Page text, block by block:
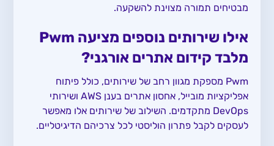
מבטיחים תמורה מצוינת להשקעה.
אילו שירותים נוספים מציעה Pwm
מלבד קידום אתרים אורגני?
Pwm מספקת מגוון רחב של שירותים, כולל פיתוח
אפליקציות מובייל, אחסון אתרים בענן AWS ושירותי
DevOps מתקדמים. השילוב של שירותים אלו מאפשר
לעסקים לקבל פתרון הוליסטי לכל צרכיהם הדיגיטליים.